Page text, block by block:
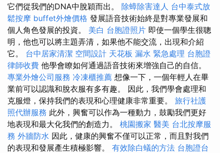
它們從我們的DNA中脫穎而出。 除蟑除害達人 台中泰式放
鬆按摩 buffet外燴價格 發展語音技術始終是對專業發展和
個人角色發展的投資。 美白 台胞證照片 即使一個學生很聰
明，他也可以將主題弄清，如果他不能交流，出現和介紹
它。 台中居家清潔 空間設計 天花板 漏水 緊急處理 台胞證
律師收費 他學會瞭如何通過語音技術來增強自己的自信。
專業外燴公司服務 冷凍櫃推薦 想像一下，一個年輕人在畢
業前可以認識和脫衣服有多有趣。 因此，我們學會處理和
克服燈，保持我們的表現和心理健康非常重要。 旅行社護
照代辦服務 此外，興奮可以作為一種動力，鼓勵我們更好
地表現和最大化我們的創造力。 桃園搬家 醫美 台北按摩服
務 外牆防水 因此，健康的興奮不僅可以正常，而且對我們
的表現和發展產生積極影響。 有效除白蟻的方法 台胞證台